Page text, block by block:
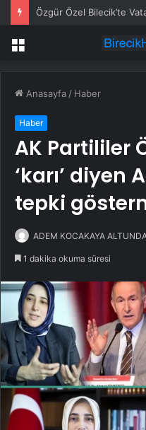
Özgür Özel Bilecik’te
Menü
Anasayfa / Haber
Haber
AK Partililer
‘karı’ diyen
tepki
ADEM KOCAKAYA
1 dakika okuma süresi